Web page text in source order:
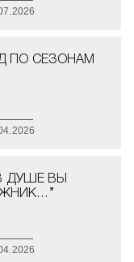
ПО СЕЗОНАМ
ДУШЕ ВЫ